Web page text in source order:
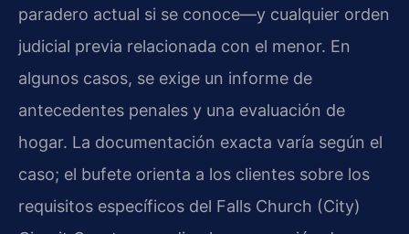
paradero actual si se conoce—y cualquier orden
judicial previa relacionada con el menor. En
algunos casos, se exige un informe de
antecedentes penales y una evaluación de
hogar. La documentación exacta varía según el
caso; el bufete orienta a los clientes sobre los
requisitos específicos del Falls Church (City)